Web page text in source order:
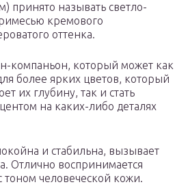
принято называть светло-
кремового
оттенка.
компаньон, который может как
более ярких цветов, который
их глубину, так и стать
на каких-либо деталях
и стабильна, вызывает
Отлично воспринимается
тоном человеческой кожи.